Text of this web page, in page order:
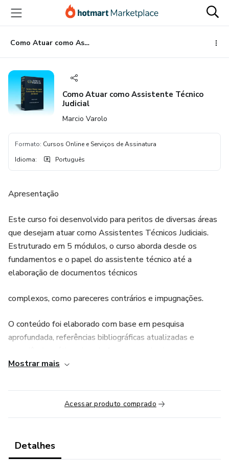
para
conteúdo
principal
para
pagamento
para
rodapé
Como Atuar como Assistente Técnico Judicial
Como Atuar como Assistente Técnico
Judicial
Marcio Varolo
Formato: Cursos Online e Serviços de Assinatura
Idioma: Português
Apresentação
Este curso foi desenvolvido para peritos de diversas áreas
que desejam atuar como Assistentes Técnicos Judiciais.
Estruturado em 5 módulos, o curso aborda desde os
fundamentos e o papel do assistente técnico até a
elaboração de documentos técnicos
complexos, como pareceres contrários e impugnações.
O conteúdo foi elaborado com base em pesquisa
aprofundada, referências bibliográficas atualizadas e
teóricos e práticos essenciais para uma atuação eficaz e
Ao final do curso, o participante estará apto a compreender
seu papel no processo judicial, analisar adequadamente os
de forma eficaz, analisar criticamente laudos periciais e
elaborar pareceres
Mostrar mais
Acessar produto comprado
Detalhes